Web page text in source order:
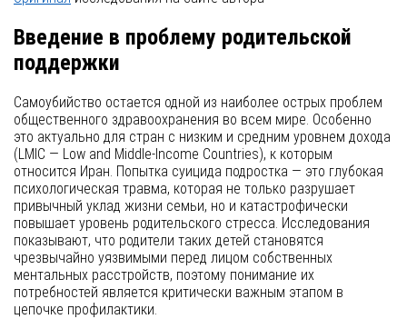
Введение в проблему родительской
поддержки
Самоубийство остается одной из наиболее острых проблем
общественного здравоохранения во всем мире. Особенно
это актуально для стран с низким и средним уровнем дохода
(LMIC — Low and Middle-Income Countries), к которым
относится Иран. Попытка суицида подростка — это глубокая
психологическая травма, которая не только разрушает
привычный уклад жизни семьи, но и катастрофически
повышает уровень родительского стресса. Исследования
показывают, что родители таких детей становятся
чрезвычайно уязвимыми перед лицом собственных
ментальных расстройств, поэтому понимание их
потребностей является критически важным этапом в
цепочке профилактики.